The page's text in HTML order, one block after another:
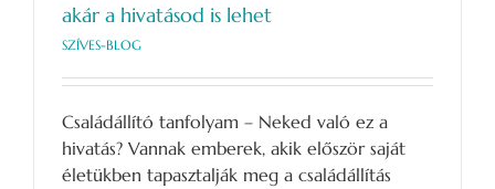
akár a hivatásod is lehet
SZÍVES-BLOG
Családállító tanfolyam – Neked való ez a
hivatás? Vannak emberek, akik először saját
életükben tapasztalják meg a családállítás